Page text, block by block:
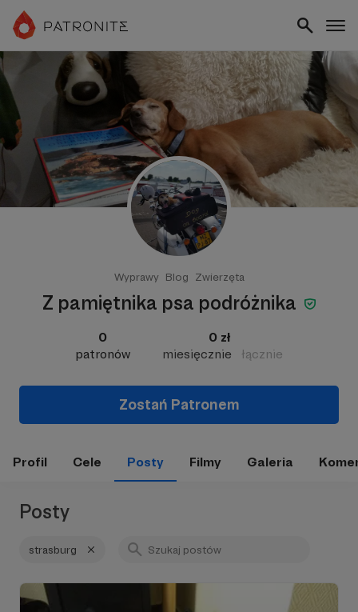
Wyprawy Blog Zwierzęta
Z pamiętnika psa podróżnika
0
patronów
0 zł
miesięcznie
łącznie
Zostań Patronem
Profil Cele Posty Filmy Galeria
Posty
strasburg